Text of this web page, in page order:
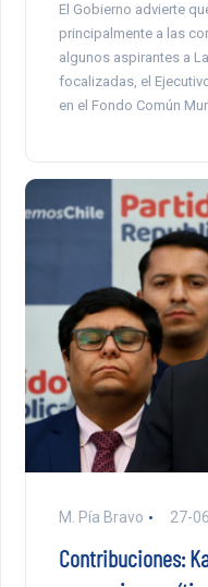
El Gobierno advierte
principalmente a las
algunos aspirantes a
focalizadas, el
en el Fondo Común
M. Pía Bravo 27-
Contribuciones: